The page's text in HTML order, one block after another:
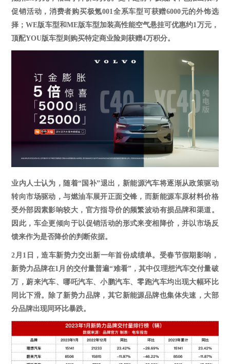
促销活动，消费者购买极氪001 全系车型可获赠6000元的外饰选
择；WE版车型和ME版车型加装高性能空气悬挂可优惠约1万元，
顶配YOU版车型则购买特定商业险则获赠4万积分。
业内人士认为， 随着“国补”退出，新能源汽车将逐渐从政策驱动
转向市场驱动，与燃油车展开正面交锋，而新能源车原材料价格
受外部因素影响较大，官方指导价的频繁波动有损品牌和渠道。
因此，车企更倾向于以促销活动的形式来变相降价，并以市场反
馈来作为是否降价的判断依据。
2月1日，造车新势力交出新一年首份成绩单。受春节假期影响，
新势力品牌在1月的交付量普遍“难看”，其中仅理想汽车交付量破
万，蔚来汽车、哪吒汽车、小鹏汽车、零跑汽车均出现大幅环比
同比下滑。除了新势力品牌，其它新能源品牌也集体失速，大部
分品牌出现同环比暴跌。